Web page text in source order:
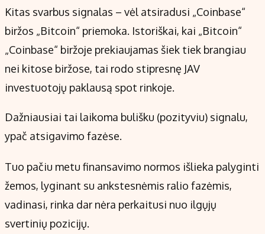
Kitas svarbus signalas – vėl atsiradusi „Coinbase“
biržos „Bitcoin“ priemoka. Istoriškai, kai „Bitcoin“
„Coinbase“ biržoje prekiaujamas šiek tiek brangiau
nei kitose biržose, tai rodo stipresnę JAV
investuotojų paklausą spot rinkoje.
Dažniausiai tai laikoma bulišku (pozityviu) signalu,
ypač atsigavimo fazėse.
Tuo pačiu metu finansavimo normos išlieka palyginti
žemos, lyginant su ankstesnėmis ralio fazėmis,
vadinasi, rinka dar nėra perkaitusi nuo ilgųjų
svertinių pozicijų.